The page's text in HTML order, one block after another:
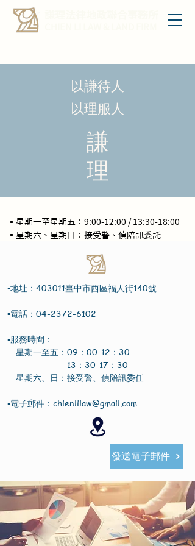
以謙待人
以理服人
謙
理
▪地址：403011臺中市西區福人街140號
▪電話： 04-2372-6102
▪服務時間：
​ 星期一至五：09：00-12：30
13：30-17：30
​ 星期六、日：接受警、偵陪訊委任
▪電子郵件： chienlilaw@gmail.com
發送電子郵件
▪星期一至星期五：9:00-12:00 / 13:30-18:00
▪星期六、星期日：接受警、偵陪訊委託